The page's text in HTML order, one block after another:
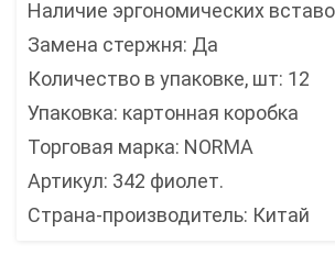
Наличие эргономических
Замена стержня: Да
Количество в упаковке, шт: 12
Упаковка: картонная коробка
Торговая марка: NORMA
Артикул: 342 фиолет.
Страна-производитель: Китай